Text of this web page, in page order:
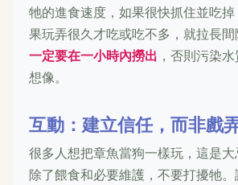
牠的進食速度，如果很快抓住並吃
果玩弄很久才吃或吃不多，就拉長
一定要在一小時內撈出 ，否則污染
想像。
互動：建立信任，而非戲
很多人想把章魚當狗一樣玩，這是大
除了餵食和必要維護，不要打擾牠